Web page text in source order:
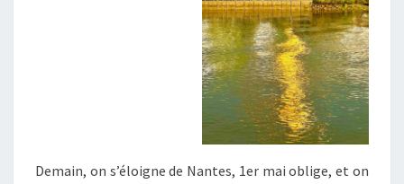
Demain, on s’éloigne de Nantes, 1er mai oblige, et on